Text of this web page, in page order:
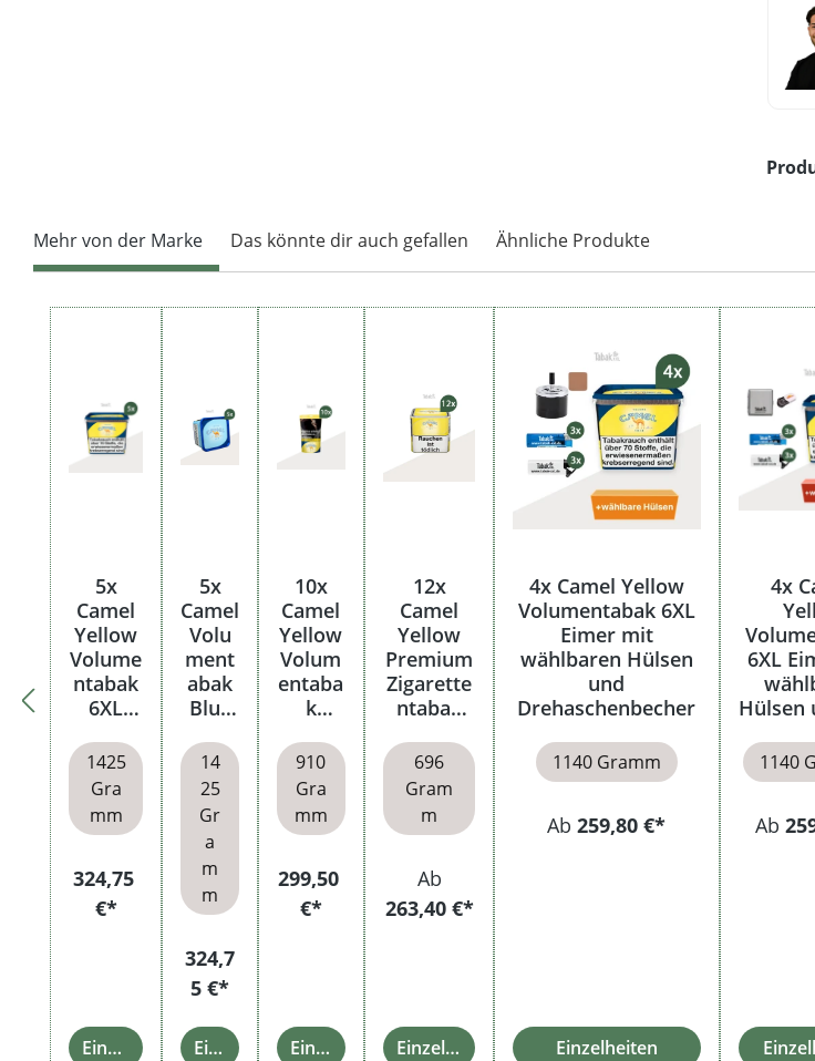
Mehr von der Marke Das könnte dir auch gefallen Ähnliche Produkte
Produktgalerie überspringen
5x
Camel
Yellow
Volume
ntabak
6XL
1425
Gra
mm
324,75
€*
Einzelheiten
5x
Camel
Volu
ment
abak
Blue
14
25
Gr
a
m
m
324,7
5 €*
Einzelheiten
10x
Camel
Yellow
Volum
entaba
k
910
Gra
mm
299,50
€*
Einzelheiten
12x
Camel
Yellow
Premium
Zigarette
ntabak
696
Gram
m
Ab
263,40 €*
Einzelheiten
4x Camel Yellow
Volumentabak 6XL
Eimer mit
wählbaren Hülsen
und
Drehaschenbecher
1140 Gramm
Ab259,80 €*
Einzelheiten
4x
6XL
Hülsen
1140
Ab